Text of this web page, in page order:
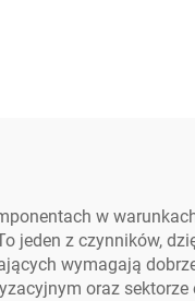
w
jeden z czynników,
wymagają
oraz